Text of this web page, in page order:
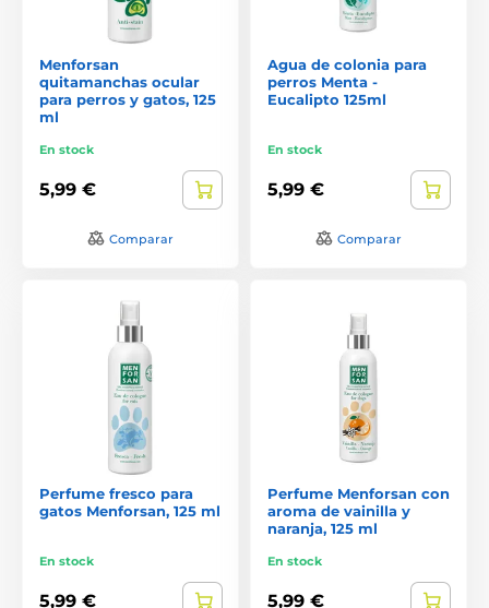
Menforsan
quitamanchas ocular
para perros y gatos, 125
ml
En stock
5,99 €
Comparar
Agua de colonia para
perros Menta -
Eucalipto 125ml
En stock
5,99 €
Comparar
Perfume fresco para
gatos Menforsan, 125 ml
En stock
5,99 €
Perfume Menforsan con
aroma de vainilla y
naranja, 125 ml
En stock
5,99 €